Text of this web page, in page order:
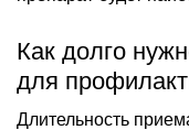
Как долго
для
Длительность